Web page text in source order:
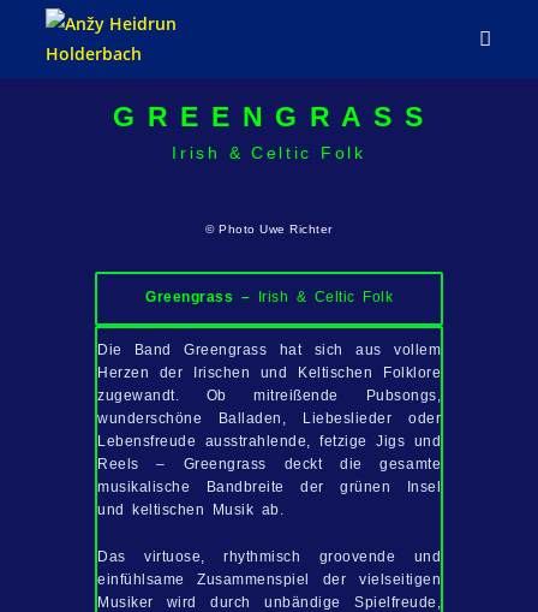
G R E E N G R A S S
Irish & Celtic Folk
© Photo Uwe Richter
Greengrass – Irish & Celtic Folk
Die Band Greengrass hat sich aus vollem
Herzen der Irischen und Keltischen Folklore
zugewandt. Ob mitreißende Pubsongs,
wunderschöne Balladen, Liebeslieder oder
Lebensfreude ausstrahlende, fetzige Jigs und
Reels – Greengrass deckt die gesamte
musikalische Bandbreite der grünen Insel
und keltischen Musik ab.
Das virtuose, rhythmisch groovende und
einfühlsame Zusammenspiel der vielseitigen
Musiker wird durch unbändige Spielfreude,